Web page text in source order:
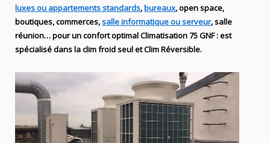
luxes ou appartements standards,bureaux, open space,
boutiques, commerces,salle informatique ou serveur, salle
réunion… pour un confort optimalClimatisation75GNF:est
spécialisédans la climfroid seul et Clim Réversible.